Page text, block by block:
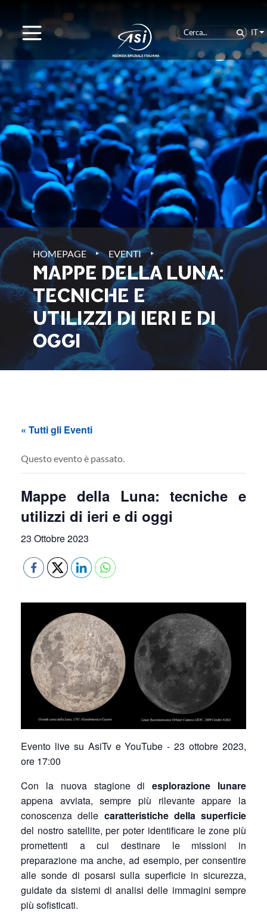
IT
HOMEPAGE ‣ EVENTI ‣
MAPPE DELLA LUNA:
TECNICHE E
UTILIZZI DI IERI E DI
OGGI
« Tutti gli Eventi
Questo evento è passato.
Mappe della Luna: tecniche e
utilizzi di ieri e di oggi
23 Ottobre 2023
Evento live su AsiTv e YouTube - 23 ottobre 2023,
ore 17:00
Con la nuova stagione diesplorazione lunare
appena avviata, sempre più rilevante appare la
conoscenza delle caratteristiche della superficie
del nostro satellite, per poter identificare le zone più
promettenti a cui destinare le missioni in
preparazione ma anche, ad esempio, per consentire
alle sonde di posarsi sulla superficie in sicurezza,
guidate da sistemi di analisi delle immagini sempre
più sofisticati.